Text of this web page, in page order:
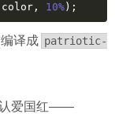
color, 10%);
译成 patriotic-
认爱国红——